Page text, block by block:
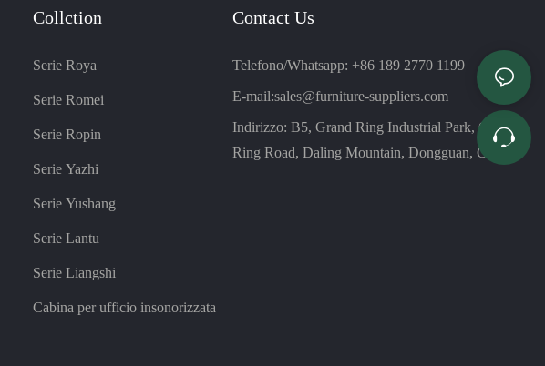
Collction
Serie Roya
Serie Romei
Serie Ropin
Serie Yazhi
Serie Yushang
Serie Lantu
Serie Liangshi
Cabina per ufficio insonorizzata
Contact Us
Telefono/Whatsapp: +86 189 2770 1199
E-mail:sales@furniture-suppliers.com
Indirizzo: B5, Grand Ring Industrial Park, Great
Ring Road, Daling Mountain, Dongguan, Cina